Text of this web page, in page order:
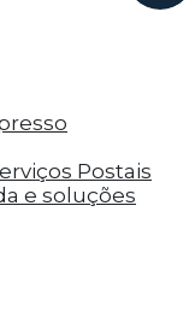
o
de social
recursos de
para
que eles
da
Postais
e soluções